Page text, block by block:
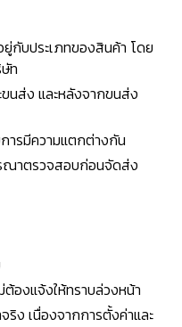
กับประเภทของสินค้า โดย
ท
นส่ง และหลังจากขนส่ง
ารมีความแตกต่างกัน
ณาตรวจสอบก่อนจัดส่ง
ต้องแจ้งให้ทราบล่วงหน้า
ง เนื่องจากการตั้งค่าและ